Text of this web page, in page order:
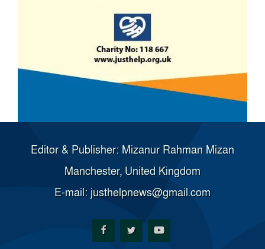
Editor & Publisher: Mizanur Rahman Mizan
Manchester, United Kingdom
E-mail: justhelpnews@gmail.com